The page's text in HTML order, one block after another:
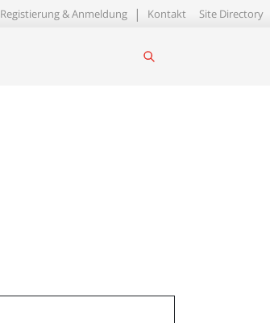
Registierung & Anmeldung Kontakt Site Directory